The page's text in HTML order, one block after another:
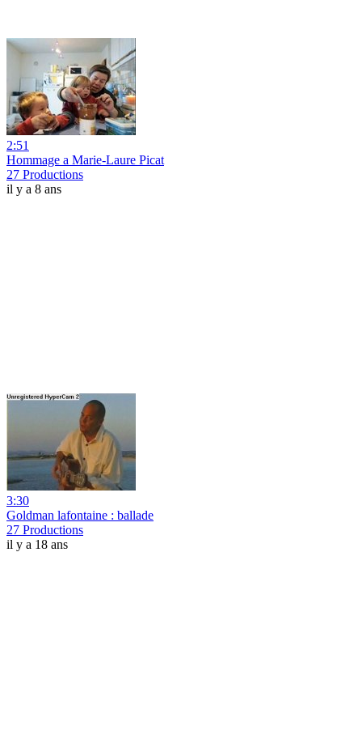
2:51
Hommage a Marie-Laure Picat
27 Productions
il y a 8 ans
3:30
Goldman lafontaine : ballade
27 Productions
il y a 18 ans